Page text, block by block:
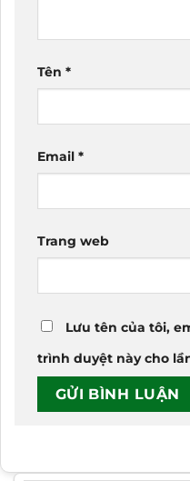
Tên *
Email *
Trang web
Lưu tên của tôi,
trình duyệt này cho